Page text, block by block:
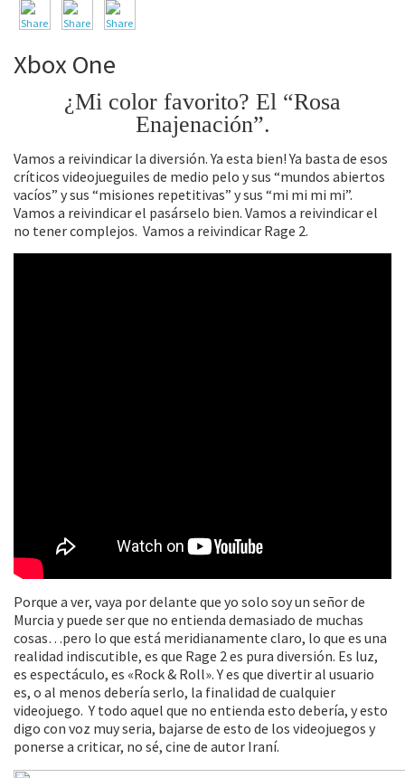
Xbox One
¿Mi color favorito? El “Rosa
Enajenación”.
Vamos a reivindicar la diversión. Ya esta bien! Ya basta de esos
críticos videojueguiles de medio pelo y sus “mundos abiertos
vacíos” y sus “misiones repetitivas” y sus “mi mi mi mi”.
Vamos a reivindicar el pasárselo bien. Vamos a reivindicar el
no tener complejos. Vamos a reivindicar Rage 2.
Porque a ver, vaya por delante que yo solo soy un señor de
Murcia y puede ser que no entienda demasiado de muchas
cosas…pero lo que está meridianamente claro, lo que es una
realidad indiscutible, es que Rage 2 es pura diversión. Es luz,
es espectáculo, es «Rock & Roll». Y es que divertir al usuario
es, o al menos debería serlo, la finalidad de cualquier
videojuego. Y todo aquel que no entienda esto debería, y esto
digo con voz muy seria, bajarse de esto de los videojuegos y
ponerse a criticar, no sé, cine de autor Iraní.